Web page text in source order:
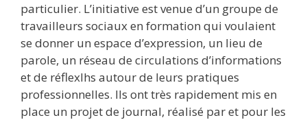
particulier. L’initiative est venue d’un groupe de
travailleurs sociaux en formation qui voulaient
se donner un espace d’expression, un lieu de
parole, un réseau de circulations d’informations
et de réflexlhs autour de leurs pratiques
professionnelles. Ils ont très rapidement mis en
place un projet de journal, réalisé par et pour les